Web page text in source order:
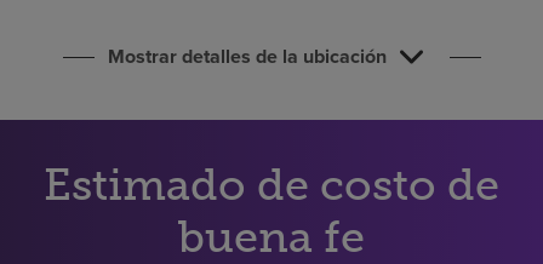
Mostrar detalles de la ubicación
Estimado de costo de
buena fe